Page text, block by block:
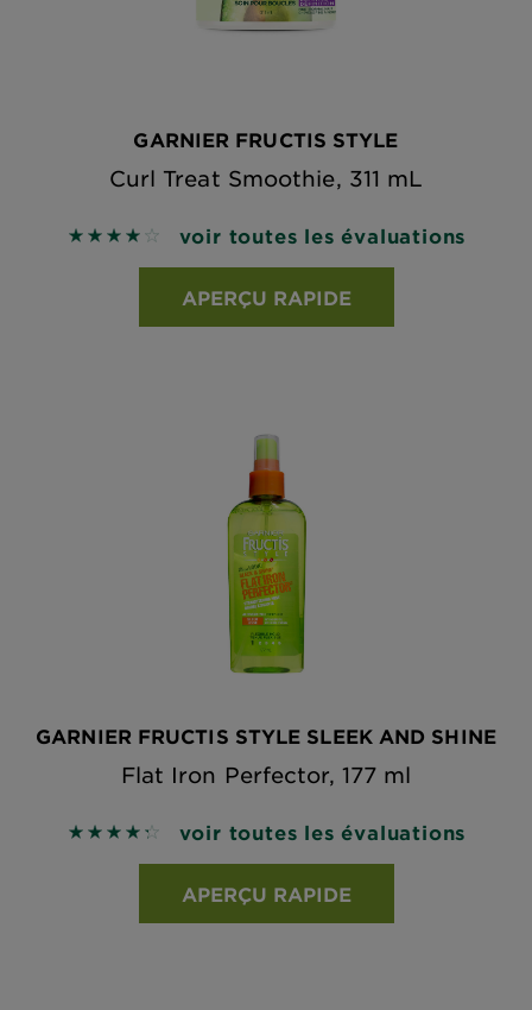
GARNIER FRUCTIS STYLE
Curl Treat Smoothie, 311 mL
4.1184 out of 5 stars based on reviews
voir toutes les évaluations
APERÇU RAPIDE
GARNIER FRUCTIS STYLE SLEEK AND SHINE
Flat Iron Perfector, 177 ml
4.3194 out of 5 stars based on reviews
voir toutes les évaluations
APERÇU RAPIDE